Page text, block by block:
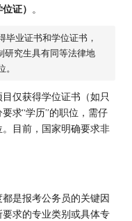
证） 。
毕业证书和学位证书，
研究生具有同等法律地
仅获得学位证书（如只
求“学历”的职位，需仔
目前，国家明确要求非
是报考公务员的关键因
求的专业类别或具体专